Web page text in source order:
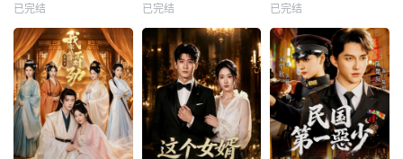
已完结 已完结 已完结